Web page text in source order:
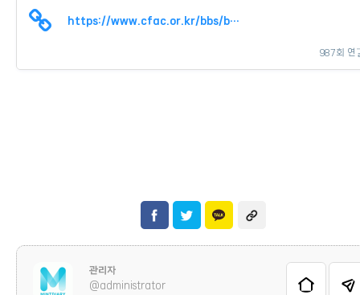
https://www.cfac.or.kr/bbs/board.php?bo_table=biz&wr_id=731
987회 연
관리자
@administrator